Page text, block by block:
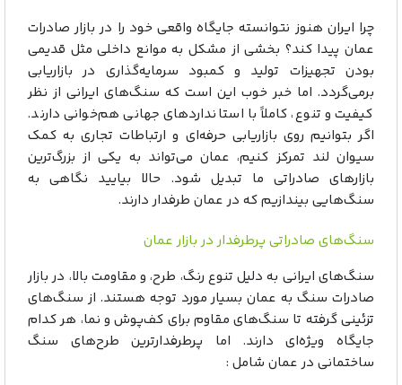
چرا ایران هنوز نتوانسته جایگاه واقعی خود را در بازار صادرات
عمان پیدا کند؟ بخشی از مشکل به موانع داخلی مثل قدیمی
بودن تجهیزات تولید و کمبود سرمایه‌گذاری در بازاریابی
برمی‌گردد. اما خبر خوب این است که سنگ‌های ایرانی از نظر
کیفیت و تنوع، کاملاً با استانداردهای جهانی هم‌خوانی دارند.
اگر بتوانیم روی بازاریابی حرفه‌ای و ارتباطات تجاری به کمک
سیوان لند تمرکز کنیم، عمان می‌تواند به یکی از بزرگ‌ترین
بازارهای صادراتی ما تبدیل شود. حالا بیایید نگاهی به
سنگ‌هایی بیندازیم که در عمان طرفدار دارند.
سنگ‌های صادراتی پرطرفدار در بازار عمان
سنگ‌های ایرانی به دلیل تنوع رنگ، طرح، و مقاومت بالا، در بازار
صادرات سنگ به عمان بسیار مورد توجه هستند. از سنگ‌های
تزئینی گرفته تا سنگ‌های مقاوم برای کف‌پوش و نما، هر کدام
جایگاه ویژه‌ای دارند. اما پرطرفدارترین طرح‌های سنگ
ساختمانی در عمان شامل :